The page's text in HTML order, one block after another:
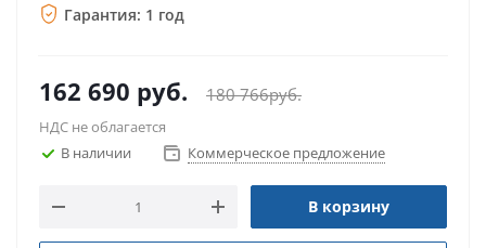
Гарантия: 1 год
162 690 руб. 180 766руб.
НДС не облагается
В наличии
Коммерческое предложение
В корзину